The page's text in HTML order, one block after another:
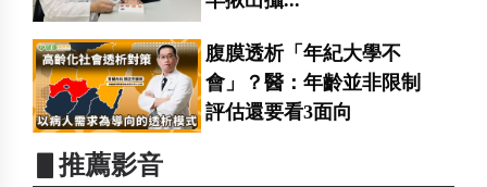
腹膜透析「年紀大學不
會」？醫：年齡並非限制
評估還要看3面向
▋推薦影音